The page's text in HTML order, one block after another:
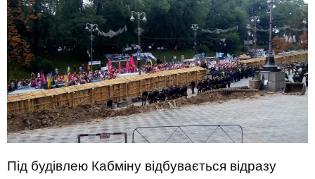
Під будівлею Кабміну відбувається відразу